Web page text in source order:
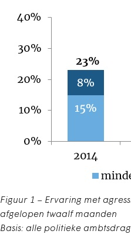
Figuur 1 – Ervaring met
afgelopen twaalf maanden
Basis: alle politieke